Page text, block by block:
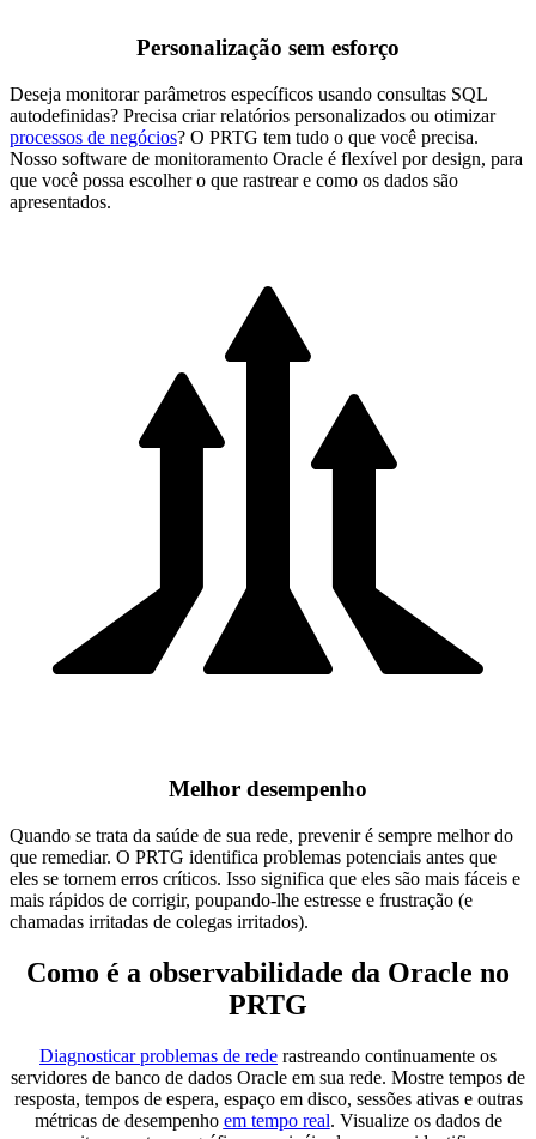
Personalização sem esforço
Deseja monitorar parâmetros específicos usando consultas SQL
autodefinidas? Precisa criar relatórios personalizados ou otimizar
processos de negócios? O PRTG tem tudo o que você precisa.
Nosso software de monitoramento Oracle é flexível por design, para
que você possa escolher o que rastrear e como os dados são
apresentados.
Melhor desempenho
Quando se trata da saúde de sua rede, prevenir é sempre melhor do
que remediar. O PRTG identifica problemas potenciais antes que
eles se tornem erros críticos. Isso significa que eles são mais fáceis e
mais rápidos de corrigir, poupando-lhe estresse e frustração (e
chamadas irritadas de colegas irritados).
Como é a observabilidade da Oracle no
PRTG
Diagnosticar problemas de rede rastreando continuamente os
servidores de banco de dados Oracle em sua rede. Mostre tempos de
resposta, tempos de espera, espaço em disco, sessões ativas e outras
métricas de desempenho em tempo real. Visualize os dados de